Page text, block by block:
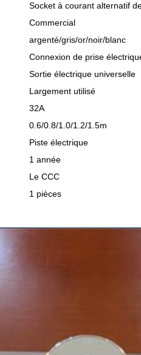
Socket à courant alternatif
Commercial
argenté/gris/or/noir/blanc
Connexion de prise
Sortie électrique universelle
Largement utilisé
32A
0.6/0.8/1.0/1.2/1.5m
Piste électrique
1 année
Le CCC
1 pièces